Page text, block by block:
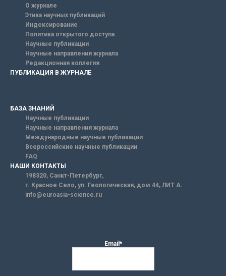
О журнале
Этика научных публикаций
Индексирование
Политика открытого доступа
Научные публикации
Научные направления журнала
Редакционная коллегия
ПУБЛИКАЦИЯ В ЖУРНАЛЕ
БАЗА ЗНАНИЙ
Научные публикации
Научные направления журнала
Международные научные публикации
Всероссийские научные публикации
FAQ
НАШИ КОНТАКТЫ
198320, Санкт-Петербург,
г. Красное Село, ул. Геологическая, дом 44, ЛИТ А.
info@euroasia-science.ru
Email*